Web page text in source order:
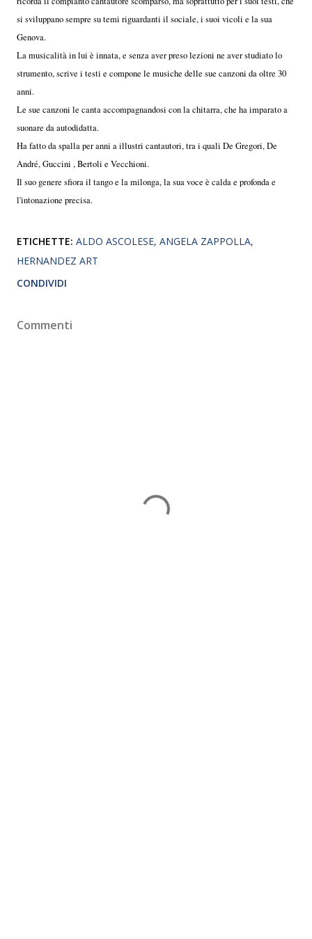
si sviluppano sempre su temi riguardanti il sociale, i suoi vicoli e la sua
Genova.
La musicalità in lui è innata, e senza aver preso lezioni ne aver studiato lo
strumento, scrive i testi e compone le musiche delle sue canzoni da oltre 30
anni.
Le sue canzoni le canta accompagnandosi con la chitarra, che ha imparato a
suonare da autodidatta.
Ha fatto da spalla per anni a illustri cantautori, tra i quali De Gregori, De
André, Guccini , Bertoli e Vecchioni.
Il suo genere sfiora il tango e la milonga, la sua voce è calda e profonda e
l'intonazione precisa.
ETICHETTE: ALDO ASCOLESE ANGELA ZAPPOLLA
HERNANDEZ ART
CONDIVIDI
Commenti